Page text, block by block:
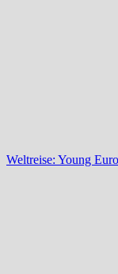
Weltreise: Young